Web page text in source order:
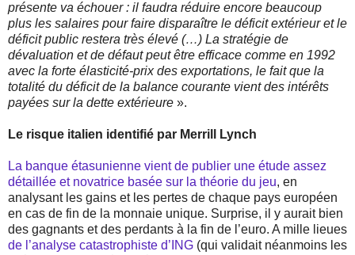
présente va échouer : il faudra réduire encore beaucoup
plus les salaires pour faire disparaître le déficit extérieur et le
déficit public restera très élevé (…) La stratégie de
dévaluation et de défaut peut être efficace comme en 1992
avec la forte élasticité-prix des exportations, le fait que la
totalité du déficit de la balance courante vient des intérêts
payées sur la dette extérieure ».
Le risque italien identifié par Merrill Lynch
La banque étasunienne vient de publier une étude assez
détaillée et novatrice basée sur la théorie du jeu, en
analysant les gains et les pertes de chaque pays européen
en cas de fin de la monnaie unique. Surprise, il y aurait bien
des gagnants et des perdants à la fin de l’euro. A mille lieues
de l’analyse catastrophiste d’ING (qui validait néanmoins les